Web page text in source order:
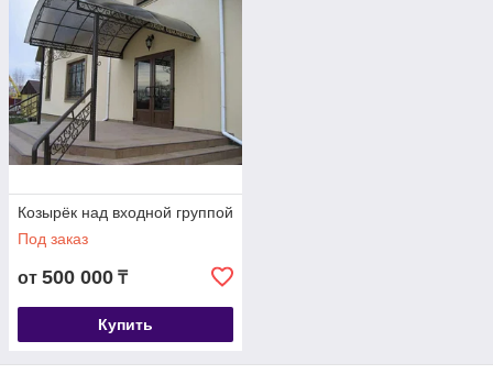
Козырёк над входной группой
Под заказ
от 500 000 ₸
Купить